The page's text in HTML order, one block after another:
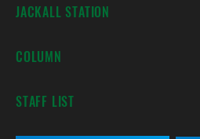
JACKALL STATION
COLUMN
STAFF LIST